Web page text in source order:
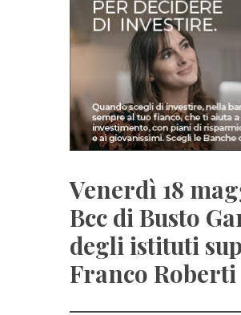
Venerdì 18
Bcc di Busto
degli istituti
Franco Roberti